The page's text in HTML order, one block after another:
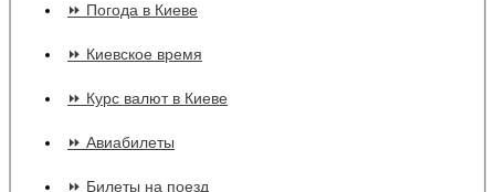
⏩ Погода в Киеве
⏩ Киевское время
⏩ Курс валют в Киеве
⏩ Авиабилеты
⏩ Билеты на поезд